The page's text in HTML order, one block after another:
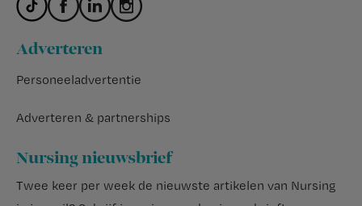
Adverteren
Personeeladvertentie
Adverteren & partnerships
Nursing nieuwsbrief
Twee keer per week de nieuwste artikelen van Nursing